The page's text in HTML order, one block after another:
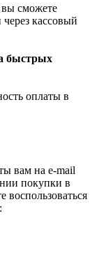
сможете
кассовый
быстрых
оплаты в
вам на e-mail
покупки в